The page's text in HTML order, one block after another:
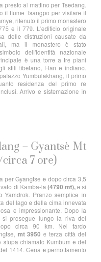
al mattino per Tsedang.
il fiume Tsangpo per visitare il
ritenuto il primo monastero
e il 779. L'edificio originale
delle distruzioni causate da
ma il monastero è stato
dell'identità nazionale
è una torre a tre piani
stili tibetano, Han e indiano.
Yumbulakhang, il primo
residenza del primo re
Arrivo e sistemazione in
– Gyantsè Mt
7 ore)
per Gyangtse e dopo circa 3,5
di Kamba-la (4790 mt),e si
Yamdrok. Pranzo semplice in
del lago e della cima innevata
e impressionante. Dopo la
si prosegue lungo la riva del
circa 90 km. Nel tardo
mt 3950 e terza città del
chiamato Kumbum e del
1414. Cena e pernottamento